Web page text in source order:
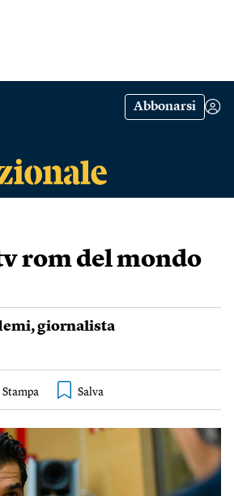
Abbonarsi
rom del mondo
, giornalista
Stampa